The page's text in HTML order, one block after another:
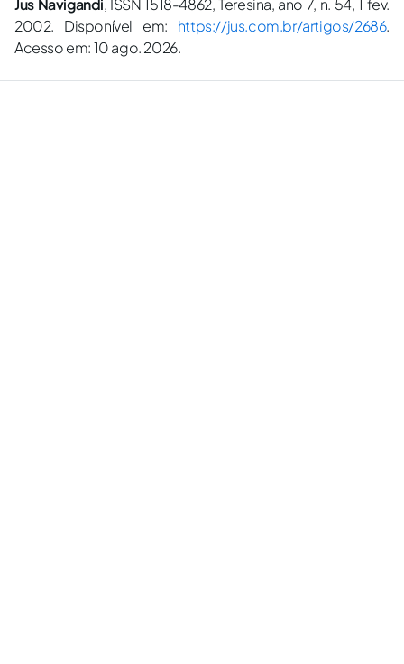
Jus Navigandi, ISSN 1518-4862, Teresina, ano 7, n. 54, 1 fev.
2002. Disponível em: https://jus.com.br/artigos/2686.
Acesso em: 10 ago. 2026.